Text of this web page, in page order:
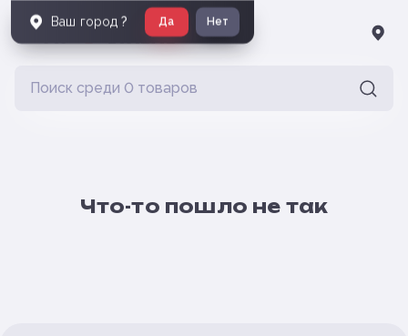
Что-то пошло не так
Ваш город ? Да Нет